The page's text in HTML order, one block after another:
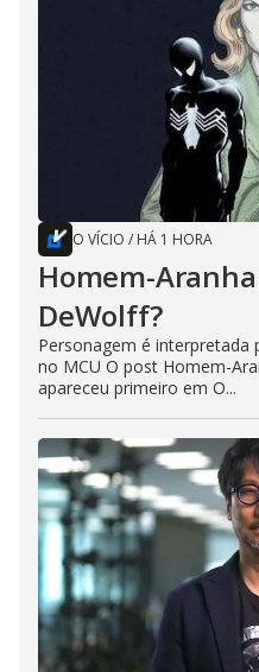
O VÍCIO / HÁ 1 HORA
Homem-
DeWolff?
Personagem é interpretada
no MCU O post Homem-
apareceu primeiro em O...